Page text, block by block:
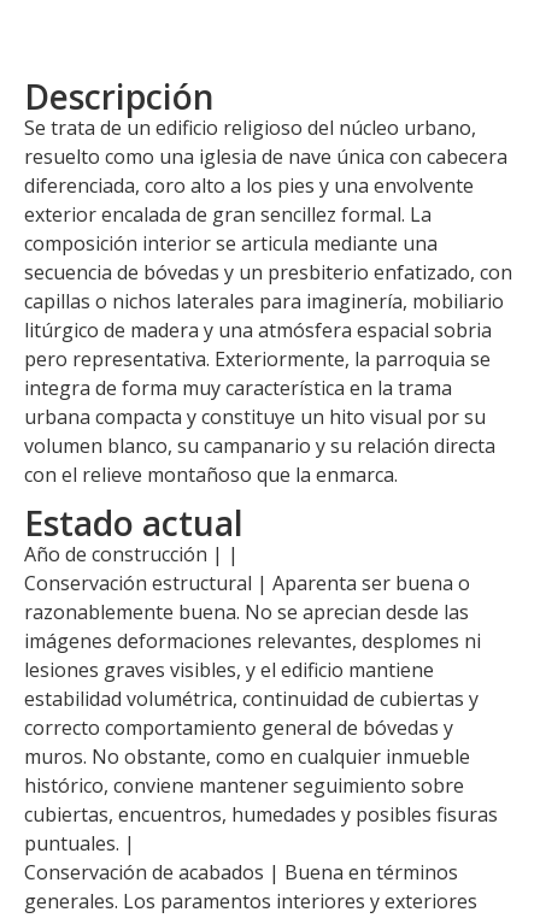
Descripción
Se trata de un edificio religioso del núcleo urbano,
resuelto como una iglesia de nave única con cabecera
diferenciada, coro alto a los pies y una envolvente
exterior encalada de gran sencillez formal. La
composición interior se articula mediante una
secuencia de bóvedas y un presbiterio enfatizado, con
capillas o nichos laterales para imaginería, mobiliario
litúrgico de madera y una atmósfera espacial sobria
pero representativa. Exteriormente, la parroquia se
integra de forma muy característica en la trama
urbana compacta y constituye un hito visual por su
volumen blanco, su campanario y su relación directa
con el relieve montañoso que la enmarca.
Estado actual
Año de construcción | |
Conservación estructural | Aparenta ser buena o
razonablemente buena. No se aprecian desde las
imágenes deformaciones relevantes, desplomes ni
lesiones graves visibles, y el edificio mantiene
estabilidad volumétrica, continuidad de cubiertas y
correcto comportamiento general de bóvedas y
muros. No obstante, como en cualquier inmueble
histórico, conviene mantener seguimiento sobre
cubiertas, encuentros, humedades y posibles fisuras
puntuales. |
Conservación de acabados | Buena en términos
generales. Los paramentos interiores y exteriores